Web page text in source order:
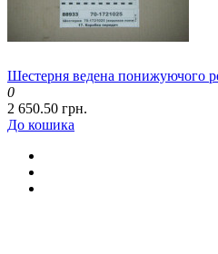
Шестерня ведена понижуючого
0
2 650.50 грн.
До кошика